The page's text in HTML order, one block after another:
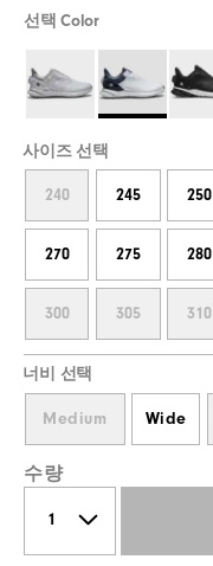
선택 Color
사이즈 선택
240 245 250
270 275 280
300 305 310
너비 선택
Medium Wide
수량